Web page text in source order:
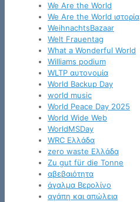
We Are the World
We Are the World ιστορία
WeihnachtsBazaar
Welt Frauentag
What a Wonderful World
Williams podium
WLTP αυτονομία
World Backup Day
world music
World Peace Day 2025
World Wide Web
WorldMSDay
WRC Ελλάδα
zero waste Ελλάδα
Zu gut für die Tonne
αβεβαιότητα
άγαλμα Βερολίνο
αγάπη και απώλεια